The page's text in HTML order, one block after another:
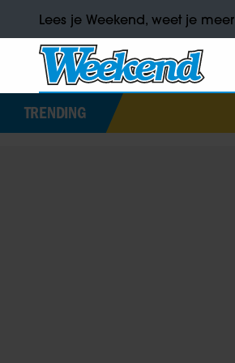
Lees je Weekend, weet je meer
TRENDING